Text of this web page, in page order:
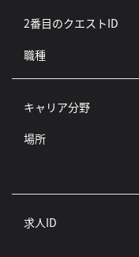
2番目のクエストID
職種
キャリア分野
場所
求人ID